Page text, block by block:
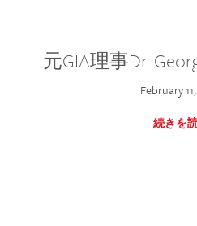
元GIA理事Dr.
February
続きを